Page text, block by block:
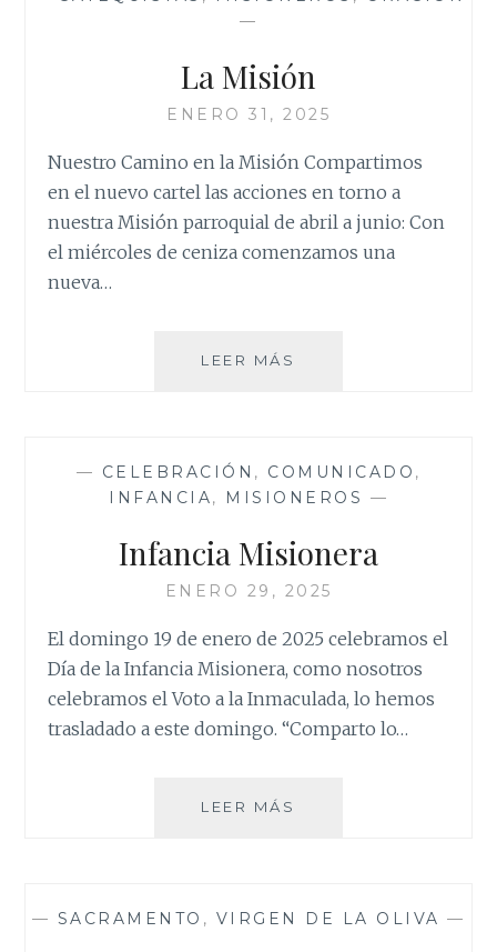
—
La Misión
ENERO 31, 2025
Nuestro Camino en la Misión Compartimos
en el nuevo cartel las acciones en torno a
nuestra Misión parroquial de abril a junio: Con
el miércoles de ceniza comenzamos una
nueva…
LEER MÁS
— CELEBRACIÓN , COMUNICADO ,
INFANCIA, MISIONEROS —
Infancia Misionera
ENERO 29, 2025
El domingo 19 de enero de 2025 celebramos el
Día de la Infancia Misionera, como nosotros
celebramos el Voto a la Inmaculada, lo hemos
trasladado a este domingo. “Comparto lo…
LEER MÁS
— SACRAMENTO , VIRGEN DE LA OLIVA —